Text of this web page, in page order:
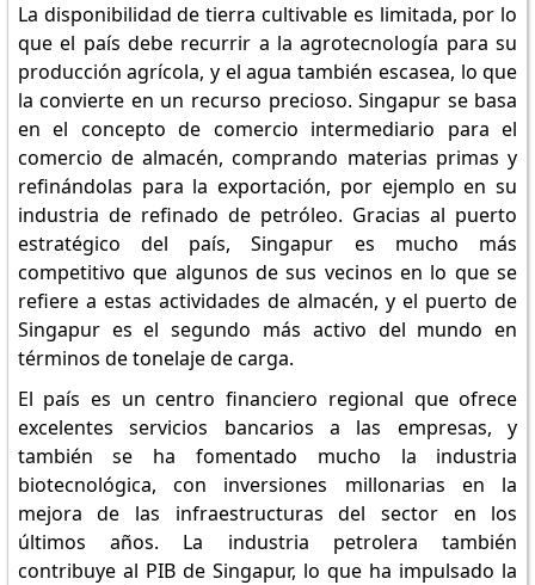
La disponibilidad de tierra cultivable es limitada, por lo
que el país debe recurrir a la agrotecnología para su
producción agrícola, y el agua también escasea, lo que
la convierte en un recurso precioso. Singapur se basa
en el concepto de comercio intermediario para el
comercio de almacén, comprando materias primas y
refinándolas para la exportación, por ejemplo en su
industria de refinado de petróleo. Gracias al puerto
estratégico del país, Singapur es mucho más
competitivo que algunos de sus vecinos en lo que se
refiere a estas actividades de almacén, y el puerto de
Singapur es el segundo más activo del mundo en
términos de tonelaje de carga.
El país es un centro financiero regional que ofrece
excelentes servicios bancarios a las empresas, y
también se ha fomentado mucho la industria
biotecnológica, con inversiones millonarias en la
mejora de las infraestructuras del sector en los
últimos años. La industria petrolera también
contribuye al PIB de Singapur, lo que ha impulsado la